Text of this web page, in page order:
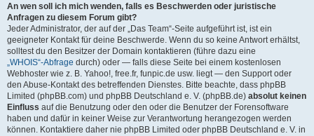
An wen soll ich mich wenden, falls es Beschwerden oder juristische
Anfragen zu diesem Forum gibt?
Jeder Administrator, der auf der „Das Team“-Seite aufgeführt ist, ist ein
geeigneter Kontakt für deine Beschwerde. Wenn du so keine Antwort erhältst,
solltest du den Besitzer der Domain kontaktieren (führe dazu eine
„WHOIS“-Abfrage durch) oder — falls diese Seite bei einem kostenlosen
Webhoster wie z. B. Yahoo!, free.fr, funpic.de usw. liegt — den Support oder
den Abuse-Kontakt des betreffenden Dienstes. Bitte beachte, dass phpBB
Limited (phpBB.com) und phpBB Deutschland e. V. (phpBB.de) absolut keinen
Einfluss auf die Benutzung oder den oder die Benutzer der Forensoftware
haben und dafür in keiner Weise zur Verantwortung herangezogen werden
können. Kontaktiere daher nie phpBB Limited oder phpBB Deutschland e. V. in